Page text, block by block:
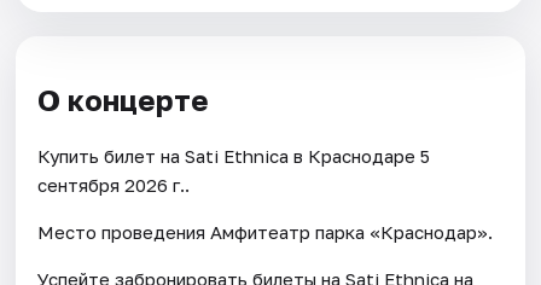
О концерте
Купить билет на Sati Ethnica в Краснодаре 5
сентября 2026 г..
Место проведения Амфитеатр парка «Краснодар».
Успейте забронировать билеты на Sati Ethnica на